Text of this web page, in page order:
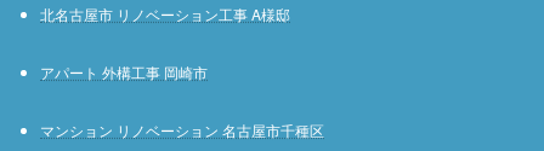
北名古屋市 リノベーション工事 A様邸
アパート 外構工事 岡崎市
マンション リノベーション 名古屋市千種区